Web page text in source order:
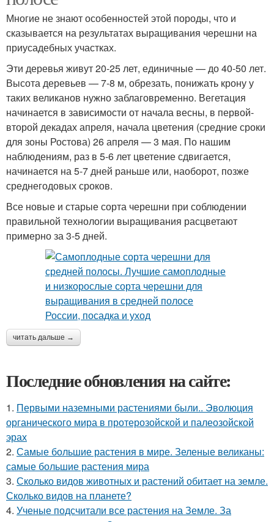
Многие не знают особенностей этой породы, что и
сказывается на результатах выращивания черешни на
приусадебных участках.
Эти деревья живут 20-25 лет, единичные — до 40-50 лет.
Высота деревьев — 7-8 м, обрезать, понижать крону у
таких великанов нужно заблаговременно. Вегетация
начинается в зависимости от начала весны, в первой-
второй декадах апреля, начала цветения (средние сроки
для зоны Ростова) 26 апреля — 3 мая. По нашим
наблюдениям, раз в 5-6 лет цветение сдвигается,
начинается на 5-7 дней раньше или, наоборот, позже
среднегодовых сроков.
Все новые и старые сорта черешни при соблюдении
правильной технологии выращивания расцветают
примерно за 3-5 дней.
читать дальше →
Последние обновления на сайте:
1. Первыми наземными растениями были.. Эволюция
органического мира в протерозойской и палеозойской
эрах
2. Самые большие растения в мире. Зеленые великаны:
самые большие растения мира
3. Сколько видов животных и растений обитает на земле.
Сколько видов на планете?
4. Ученые подсчитали все растения на Земле. За